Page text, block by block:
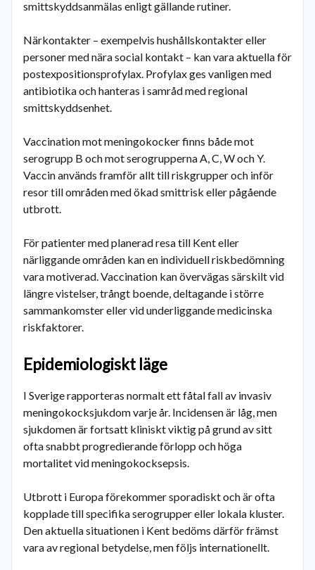
smittskyddsanmälas enligt gällande rutiner.
Närkontakter – exempelvis hushållskontakter eller
personer med nära social kontakt – kan vara aktuella för
postexpositionsprofylax. Profylax ges vanligen med
antibiotika och hanteras i samråd med regional
smittskyddsenhet.
Vaccination mot meningokocker finns både mot
serogrupp B och mot serogrupperna A, C, W och Y.
Vaccin används framför allt till riskgrupper och inför
resor till områden med ökad smittrisk eller pågående
utbrott.
För patienter med planerad resa till Kent eller
närliggande områden kan en individuell riskbedömning
vara motiverad. Vaccination kan övervägas särskilt vid
längre vistelser, trångt boende, deltagande i större
sammankomster eller vid underliggande medicinska
riskfaktorer.
Epidemiologiskt läge
I Sverige rapporteras normalt ett fåtal fall av invasiv
meningokocksjukdom varje år. Incidensen är låg, men
sjukdomen är fortsatt kliniskt viktig på grund av sitt
ofta snabbt progredierande förlopp och höga
mortalitet vid meningokocksepsis.
Utbrott i Europa förekommer sporadiskt och är ofta
kopplade till specifika serogrupper eller lokala kluster.
Den aktuella situationen i Kent bedöms därför främst
vara av regional betydelse, men följs internationellt.